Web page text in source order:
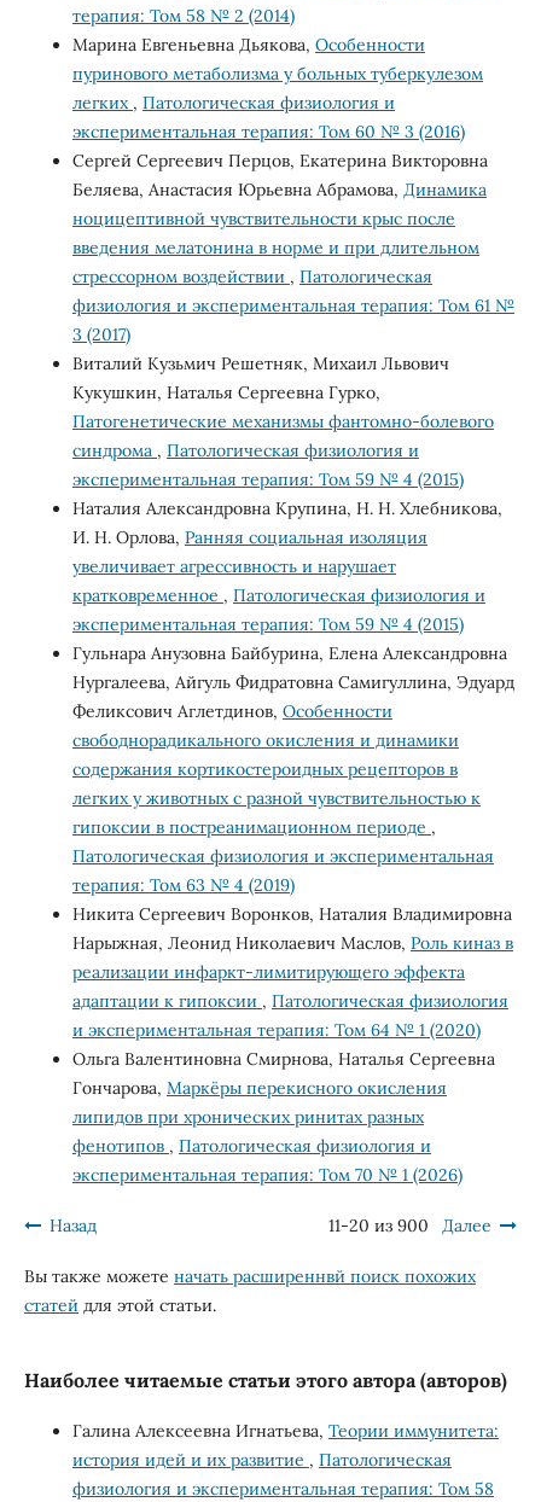
терапия: Том 58 № 2 (2014)
Марина Евгеньевна Дьякова, Особенности
пуринового метаболизма у больных туберкулезом
легких , Патологическая физиология и
экспериментальная терапия: Том 60 № 3 (2016)
Сергей Сергеевич Перцов, Екатерина Викторовна
Беляева, Анастасия Юрьевна Абрамова, Динамика
ноцицептивной чувствительности крыс после
введения мелатонина в норме и при длительном
стрессорном воздействии , Патологическая
физиология и экспериментальная терапия: Том 61 №
3 (2017)
Виталий Кузьмич Решетняк, Михаил Львович
Кукушкин, Наталья Сергеевна Гурко,
Патогенетические механизмы фантомно-болевого
синдрома , Патологическая физиология и
экспериментальная терапия: Том 59 № 4 (2015)
Наталия Александровна Крупина, Н. Н. Хлебникова,
И. Н. Орлова, Ранняя социальная изоляция
увеличивает агрессивность и нарушает
кратковременное , Патологическая физиология и
экспериментальная терапия: Том 59 № 4 (2015)
Гульнара Анузовна Байбурина, Елена Александровна
Нургалеева, Айгуль Фидратовна Самигуллина, Эдуард
Феликсович Аглетдинов, Особенности
свободнорадикального окисления и динамики
содержания кортикостероидных рецепторов в
легких у животных с разной чувствительностью к
гипоксии в постреанимационном периоде ,
Патологическая физиология и экспериментальная
терапия: Том 63 № 4 (2019)
Никита Сергеевич Воронков, Наталия Владимировна
Нарыжная, Леонид Николаевич Маслов, Роль киназ в
реализации инфаркт-лимитирующего эффекта
адаптации к гипоксии , Патологическая физиология
и экспериментальная терапия: Том 64 № 1 (2020)
Ольга Валентиновна Смирнова, Наталья Сергеевна
Гончарова, Маркёры перекисного окисления
липидов при хронических ринитах разных
фенотипов , Патологическая физиология и
экспериментальная терапия: Том 70 № 1 (2026)
Назад 11-20 из 900 Далее
Вы также можете начать расширеннвй поиск похожих
статей для этой статьи.
Наиболее читаемые статьи этого автора (авторов)
Галина Алексеевна Игнатьева, Теории иммунитета:
история идей и их развитие , Патологическая
физиология и экспериментальная терапия: Том 58